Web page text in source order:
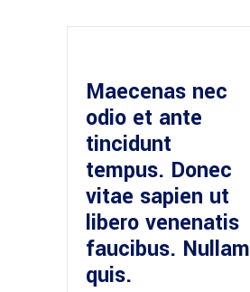
Maecenas nec
odio et ante
tincidunt
tempus. Donec
vitae sapien ut
libero venenatis
faucibus. Nullam
quis.